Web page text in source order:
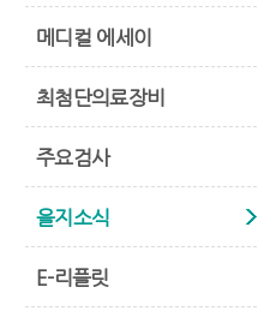
메디컬 에세이
최첨단의료장비
주요검사
을지소식
E-리플릿